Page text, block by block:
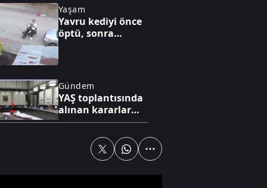
Yaşam
Yavru kediyi önce
öptü, sonra
Gündem
YAŞ toplantısında
alınan kararlar
açıklandı, komuta
değişiklik yapıldı
FETÖ'nün yeni